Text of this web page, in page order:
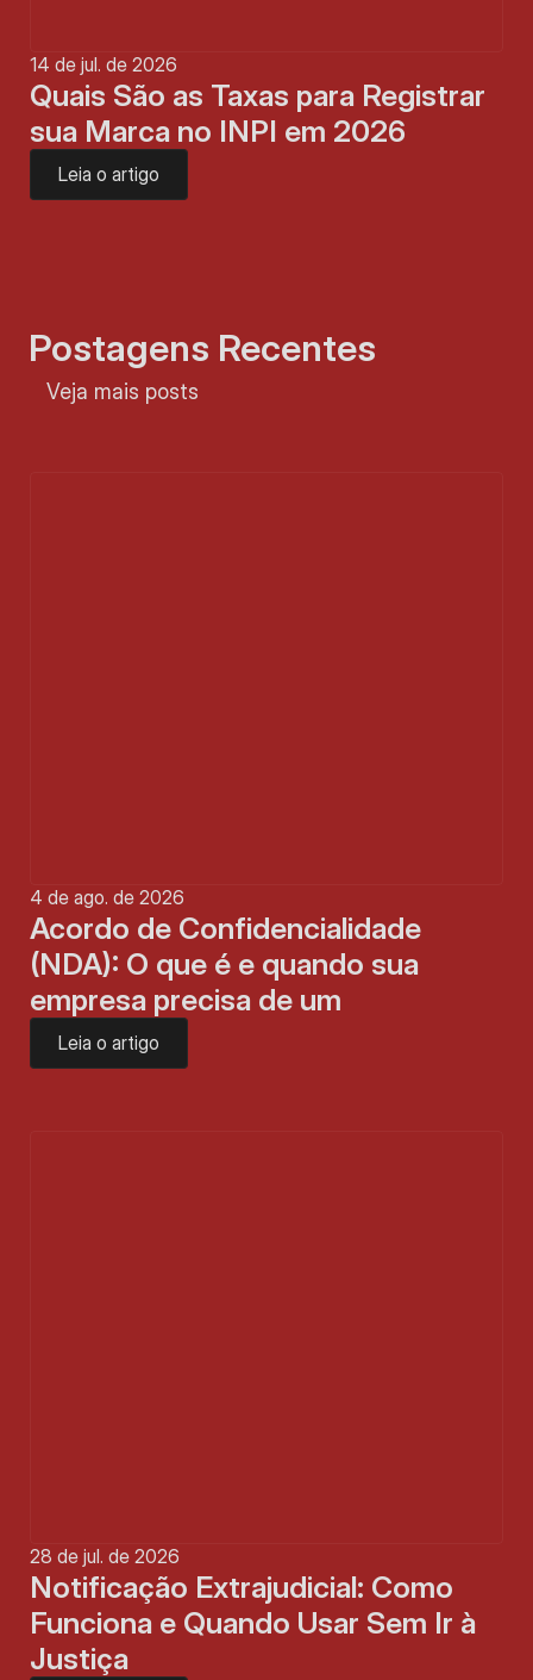
14 de jul. de 2026
Quais São as Taxas para Registrar
sua Marca no INPI em 2026
Leia o artigo
Postagens Recentes
Veja mais posts
4 de ago. de 2026
Acordo de Confidencialidade
(NDA): O que é e quando sua
empresa precisa de um
Leia o artigo
28 de jul. de 2026
Notificação Extrajudicial: Como
Funciona e Quando Usar Sem Ir à
Justiça